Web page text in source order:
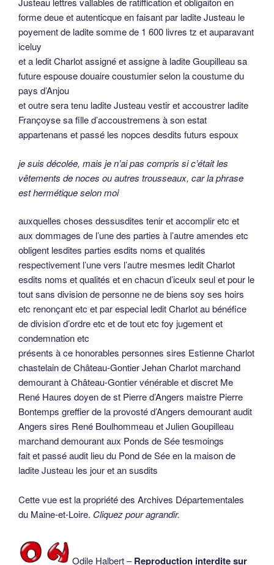
forme deue et autenticque en faisant par ladite Justeau le
poyement de ladite somme de 1 600 livres tz et auparavant
iceluy
et a ledit Charlot assigné et assigne à ladite Goupilleau sa
future espouse douaire coustumier selon la coustume du
pays d’Anjou
et outre sera tenu ladite Justeau vestir et accoustrer ladite
Françoyse sa fille d’accoustremens à son estat
appartenans et passé les nopces desdits futurs espoux
je suis décolée, mais je n’ai pas compris si c’était les
vêtements de noces ou autres trousseaux, car la phrase
est hermétique selon moi
auxquelles choses dessusdites tenir et accomplir etc et
aux dommages de l’une des parties à l’autre amendes etc
obligent lesdites parties esdits noms et qualités
respectivement l’une vers l’autre mesmes ledit Charlot
esdits noms et qualités et en chacun d’iceulx seul et pour le
tout sans division de personne ne de biens soy ses hoirs
etc renonçant etc et par especial ledit Charlot au bénéfice
de division d’ordre etc et de tout etc foy jugement et
condemnation etc
présents à ce honorables personnes sires Estienne Charlot
chastelain de Château-Gontier Jehan Charlot marchand
demourant à Château-Gontier vénérable et discret Me
René Haures doyen de st Pierre d’Angers maistre Pierre
Bontemps greffier de la provosté d’Angers demourant audit
Angers sires René Boulhommeau et Julien Goupilleau
marchand demourant aux Ponds de Sée tesmoings
fait et passé audit lieu du Pond de Sée en la maison de
ladite Justeau les jour et an susdits
Cette vue est la propriété des Archives Départementales
du Maine-et-Loire. Cliquez pour agrandir.
Odile Halbert –Reproduction interdite sur